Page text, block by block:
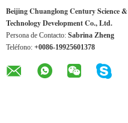
Beijing Chuanglong Century Science &
Technology Development Co., Ltd.
Persona de Contacto: Sabrina Zheng
Teléfono: +0086-19925601378